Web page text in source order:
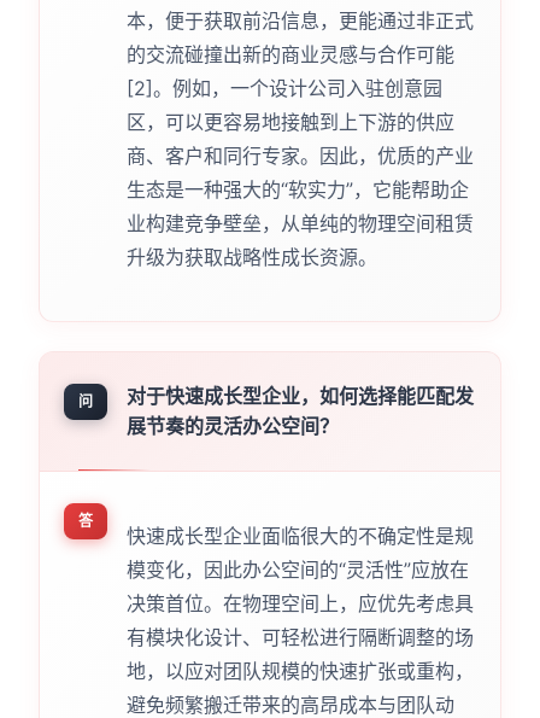
本，便于获取前沿信息，更能通过非正式
的交流碰撞出新的商业灵感与合作可能
[2]。例如，一个设计公司入驻创意园
区，可以更容易地接触到上下游的供应
商、客户和同行专家。因此，优质的产业
生态是一种强大的“软实力”，它能帮助企
业构建竞争壁垒，从单纯的物理空间租赁
升级为获取战略性成长资源。
问
对于快速成长型企业，如何选择能匹配发
展节奏的灵活办公空间？
答
快速成长型企业面临很大的不确定性是规
模变化，因此办公空间的“灵活性”应放在
决策首位。在物理空间上，应优先考虑具
有模块化设计、可轻松进行隔断调整的场
地，以应对团队规模的快速扩张或重构，
避免频繁搬迁带来的高昂成本与团队动